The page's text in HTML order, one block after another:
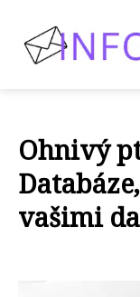
Ohnivý
vašimi